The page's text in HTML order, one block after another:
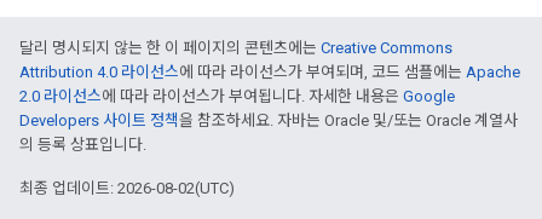
달리 명시되지 않는 한 이 페이지의 콘텐츠에는 Creative Commons
Attribution 4.0 라이선스에 따라 라이선스가 부여되며, 코드 샘플에는 Apache
2.0 라이선스에 따라 라이선스가 부여됩니다. 자세한 내용은 Google
Developers 사이트 정책을 참조하세요. 자바는 Oracle 및/또는 Oracle 계열사
의 등록 상표입니다.
최종 업데이트: 2026-08-02(UTC)